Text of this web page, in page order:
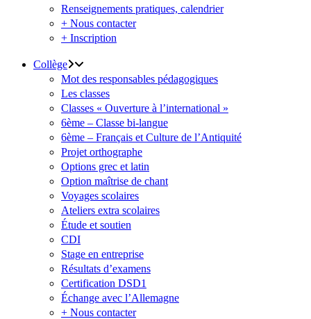
Renseignements pratiques, calendrier
+ Nous contacter
+ Inscription
Collège
Mot des responsables pédagogiques
Les classes
Classes « Ouverture à l’international »
6ème – Classe bi-langue
6ème – Français et Culture de l’Antiquité
Projet orthographe
Options grec et latin
Option maîtrise de chant
Voyages scolaires
Ateliers extra scolaires
Étude et soutien
CDI
Stage en entreprise
Résultats d’examens
Certification DSD1
Échange avec l’Allemagne
+ Nous contacter